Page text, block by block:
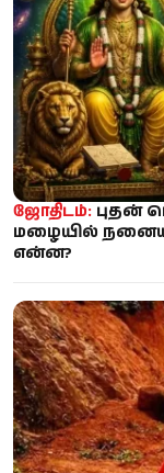
ஜோதிடம்: புதன்
மழையில்
என்ன?